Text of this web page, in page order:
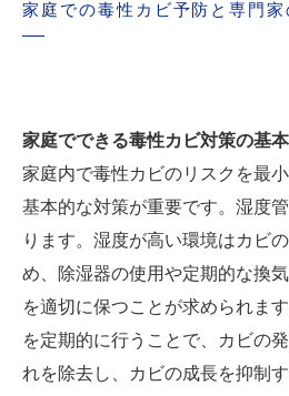
家庭での毒性カビ予防と専門家
家庭でできる毒性カビ対策の基本
家庭内で毒性カビのリスクを最
基本的な対策が重要です。湿度
ります。湿度が高い環境はカビ
め、除湿器の使用や定期的な換
を適切に保つことが求められま
を定期的に行うことで、カビの
れを除去し、カビの成長を抑制